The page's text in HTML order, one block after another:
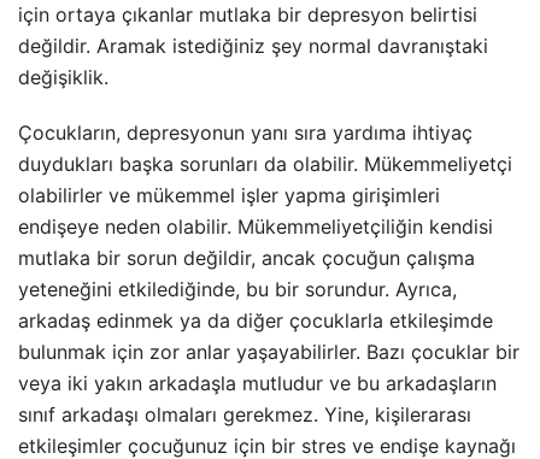
için ortaya çıkanlar mutlaka bir depresyon belirtisi
değildir. Aramak istediğiniz şey normal davranıştaki
değişiklik.
Çocukların, depresyonun yanı sıra yardıma ihtiyaç
duydukları başka sorunları da olabilir. Mükemmeliyetçi
olabilirler ve mükemmel işler yapma girişimleri
endişeye neden olabilir. Mükemmeliyetçiliğin kendisi
mutlaka bir sorun değildir, ancak çocuğun çalışma
yeteneğini etkilediğinde, bu bir sorundur. Ayrıca,
arkadaş edinmek ya da diğer çocuklarla etkileşimde
bulunmak için zor anlar yaşayabilirler. Bazı çocuklar bir
veya iki yakın arkadaşla mutludur ve bu arkadaşların
sınıf arkadaşı olmaları gerekmez. Yine, kişilerarası
etkileşimler çocuğunuz için bir stres ve endişe kaynağı